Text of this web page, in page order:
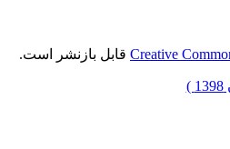
Creative قابل بازنشر است.